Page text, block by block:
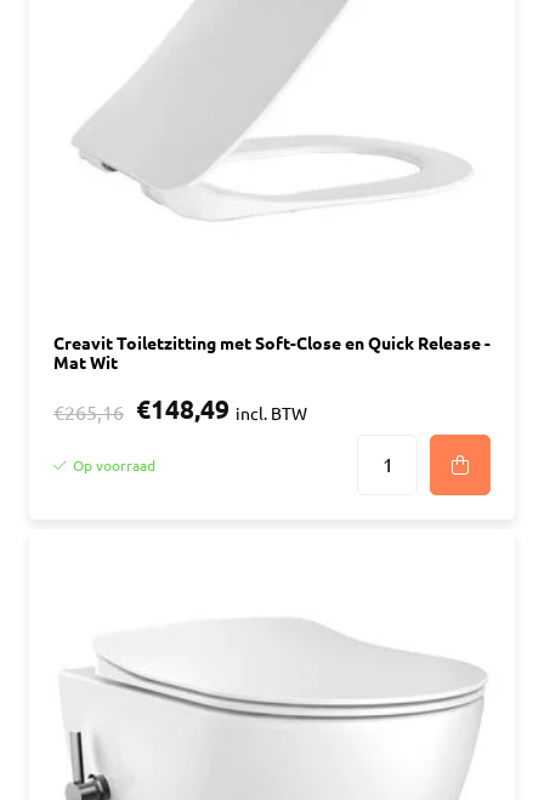
Creavit Toiletzitting met Soft-Close en Quick Release -
Mat Wit
€265,16 €148,49 incl. BTW
Op voorraad